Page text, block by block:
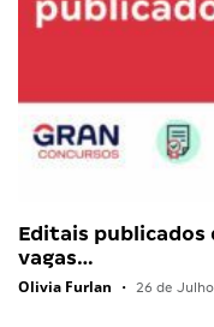
Editais publicados
vagas…
Olivia Furlan • 26 de Julho